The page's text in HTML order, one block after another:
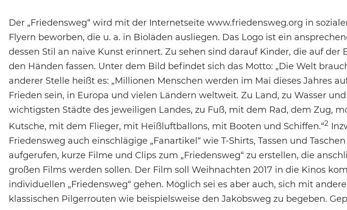
Der „Friedensweg“ wird mit der Internetseite www.friedensweg.org in
Flyern beworben, die u. a. in Bioläden ausliegen. Das Logo ist ein
dessen Stil an naive Kunst erinnert. Zu sehen sind darauf Kinder, die auf der
den Händen fassen. Unter dem Bild befindet sich das Motto: „Die Welt
anderer Stelle heißt es: „Millionen Menschen werden im Mai dieses Jahres
Frieden sein, in Europa und vielen Ländern weltweit. Zu Land, zu Wasser
wichtigsten Städte des jeweiligen Landes, zu Fuß, mit dem Rad, dem Zug,
Kutsche, mit dem Flieger, mit Heißluftballons, mit Booten und Schiffen.“2
Friedensweg auch einschlägige „Fanartikel“ wie T-Shirts, Tassen und
aufgerufen, kurze Filme und Clips zum „Friedensweg“ zu erstellen, die
großen Films werden sollen. Der Film soll Weihnachten 2017 in die Kinos
individuellen „Friedensweg“ gehen. Möglich sei es aber auch, sich mit
klassischen Pilgerrouten wie beispielsweise den Jakobsweg zu begeben.